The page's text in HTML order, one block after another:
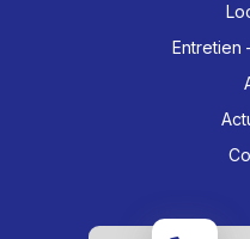
Entretien